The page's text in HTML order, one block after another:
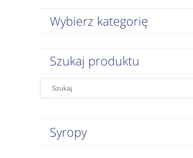
Wybierz kategorię
Szukaj produktu
Syropy